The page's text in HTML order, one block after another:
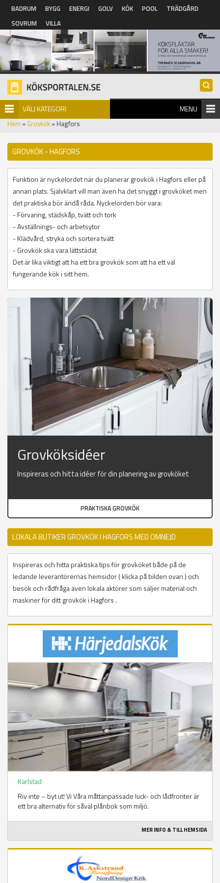
Hoppa till huvudinnehåll
BADRUM BYGG ENERGI GOLV KÖK POOL
TRÄDGÅRD
SOVRUM
VILLA
VÄLJ KATEGORI MENU
Hem » Grovkök » Hagfors
GROVKÖK - HAGFORS
Funktion är nyckelordet när du planerar grovkök i Hagfors eller på
annan plats. Självklart vill man även ha det snyggt i grovköket men
det praktiska bör ändå råda. Nyckelorden bör vara:
- Förvaring, städskåp, tvätt och tork
- Avställnings- och arbetsytor
- Klädvård, stryka och sortera tvätt
- Grovkök ska vara lättstädat
Det är lika viktigt att ha ett bra grovkök som att ha ett väl
fungerande kök i sitt hem.
Grovköksidéer
Inspireras och hitta idéer för din planering av grovköket
PRAKTISKA GROVKÖK
LOKALA BUTIKER GROVKÖK I HAGFORS MED OMNEJD
Inspireras och hitta praktiska tips för grovköket både på de
ledande leverantörernas hemsidor ( klicka på bilden ovan ) och
besök och rådfråga även lokala aktörer som säljer material och
maskiner för ditt grovkök i Hagfors .
Karlstad
Riv inte – byt ut! Vi Våra måttanpassade luck- och lådfronter är
ett bra alternativ för såväl plånbok som miljö.
MER INFO & TILL HEMSIDA